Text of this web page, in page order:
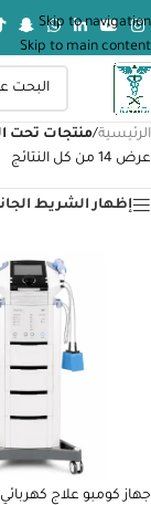
Skip to navigation
Skip to main content
الرئيسية/منتجات تحت
عرض ⁦14⁩ من كل النتائج
إظهار الشريط
جهاز كومبو علاج كهربائي